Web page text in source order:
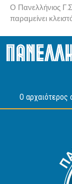
Ο Πανελλήνιος
παραμείνει
O αρχαιότερος